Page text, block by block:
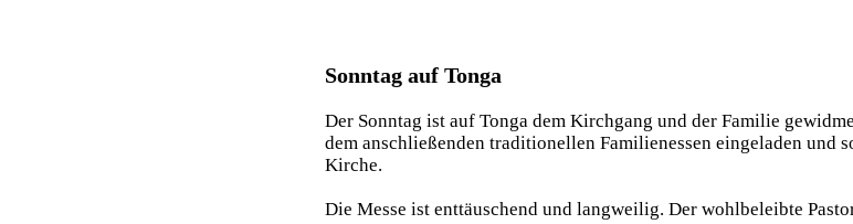
Sonntag auf Tonga
Der Sonntag ist auf Tonga dem Kirchgang und der Familie
dem anschließenden traditionellen Familienessen eingeladen und
Kirche.
Die Messe ist enttäuschend und langweilig. Der wohlbeleibte